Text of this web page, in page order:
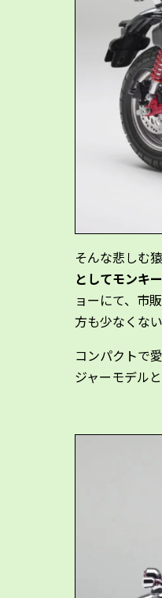
そんな悲しむ
としてモンキ
ョーにて、市
方も少なくな
コンパクトで
ジャーモデル